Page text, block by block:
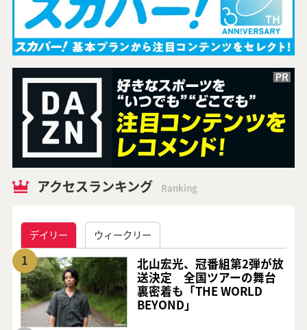
アクセスランキング Ranking
デイリー ウィークリー
1
北山宏光、冠番組第2弾が放
送決定 全国ツアーの舞台
裏密着も「THE WORLD
BEYOND」